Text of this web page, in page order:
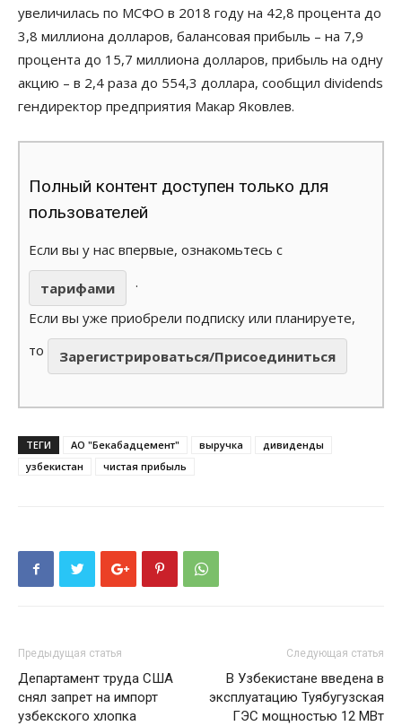
увеличилась по МСФО в 2018 году на 42,8 процента до
3,8 миллиона долларов, балансовая прибыль – на 7,9
процента до 15,7 миллиона долларов, прибыль на одну
акцию – в 2,4 раза до 554,3 доллара, сообщил dividends
гендиректор предприятия Макар Яковлев.
Полный контент доступен только для
пользователей
Если вы у нас впервые, ознакомьтесь с
тарифами
.
Если вы уже приобрели подписку или планируете,
то
Зарегистрироваться/Присоединиться
ТЕГИ АО "Бекабадцемент" выручка
дивиденды
узбекистан
чистая прибыль
Предыдущая статья
Департамент труда США
снял запрет на импорт
узбекского хлопка
Следующая статья
В Узбекистане введена в
эксплуатацию Туябугузская
ГЭС мощностью 12 МВт